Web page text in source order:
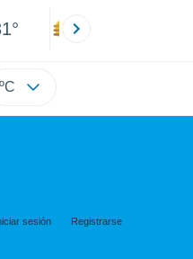
ºC
sesión Registrarse